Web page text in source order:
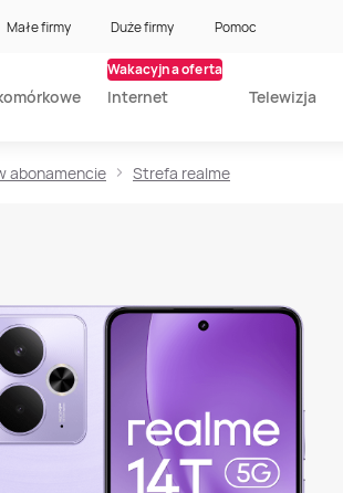
Małe firmy Duże firmy Pomoc
Internet
Wakacyjna oferta
Telewizja
abonamencie Strefa realme